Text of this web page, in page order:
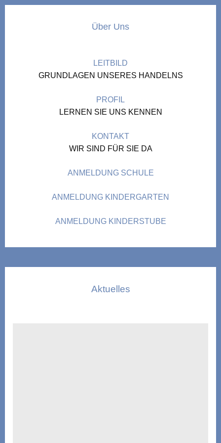
Über Uns
LEITBILD
GRUNDLAGEN UNSERES HANDELNS
PROFIL
LERNEN SIE UNS KENNEN
KONTAKT
WIR SIND FÜR SIE DA
ANMELDUNG SCHULE
ANMELDUNG KINDERGARTEN
ANMELDUNG KINDERSTUBE
Aktuelles